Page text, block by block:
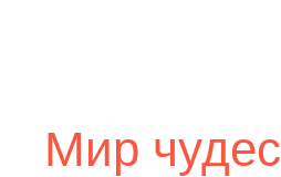
содержимому
Мир чудес